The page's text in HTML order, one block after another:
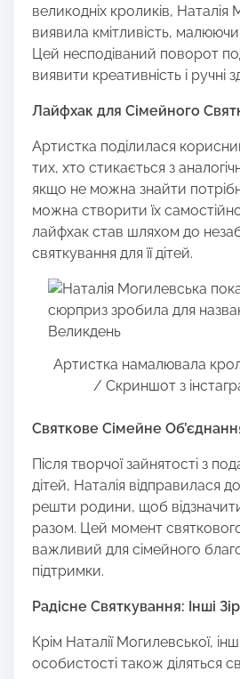
великодніх кроликів, Наталія
виявила кмітливість, малюючи
Цей несподіваний поворот
виявити креативність і ручні
Лайфхак для Сімейного
Артистка поділилася
тих, хто стикається з
якщо не можна знайти
можна створити їх
лайфхак став шляхом до
святкування для її дітей.
Артистка намалювала
/ Скриншот з
Святкове Сімейне
Після творчої зайнятості з
дітей, Наталія відправилася
решти родини, щоб
разом. Цей момент
важливий для сімейного
підтримки.
Радісне Святкування: Інші
Крім Наталії Могилевської,
особистості також діляться